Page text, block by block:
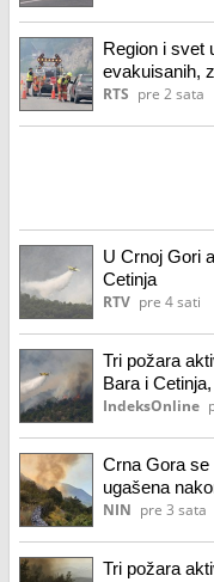
Region i svet
evakuisanih,
RTS pre 2 sata
U Crnoj Gori
Cetinja
RTV pre 4 sati
Tri požara
Bara i
IndeksOnline
Crna Gora se
ugašena
NIN pre 3 sata
Tri požara